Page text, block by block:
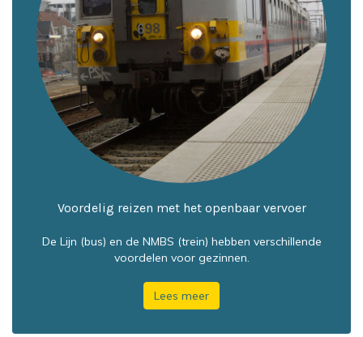
Voordelig reizen met het openbaar vervoer
De Lijn (bus) en de NMBS (trein) hebben verschillende
voordelen voor gezinnen.
Lees meer